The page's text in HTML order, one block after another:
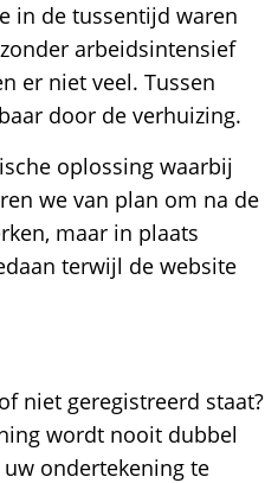
in de tussentijd waren
arbeidsintensief
er niet veel. Tussen
door de verhuizing.
oplossing waarbij
we van plan om na de
maar in plaats
terwijl de website
niet geregistreerd staat?
wordt nooit dubbel
ondertekening te